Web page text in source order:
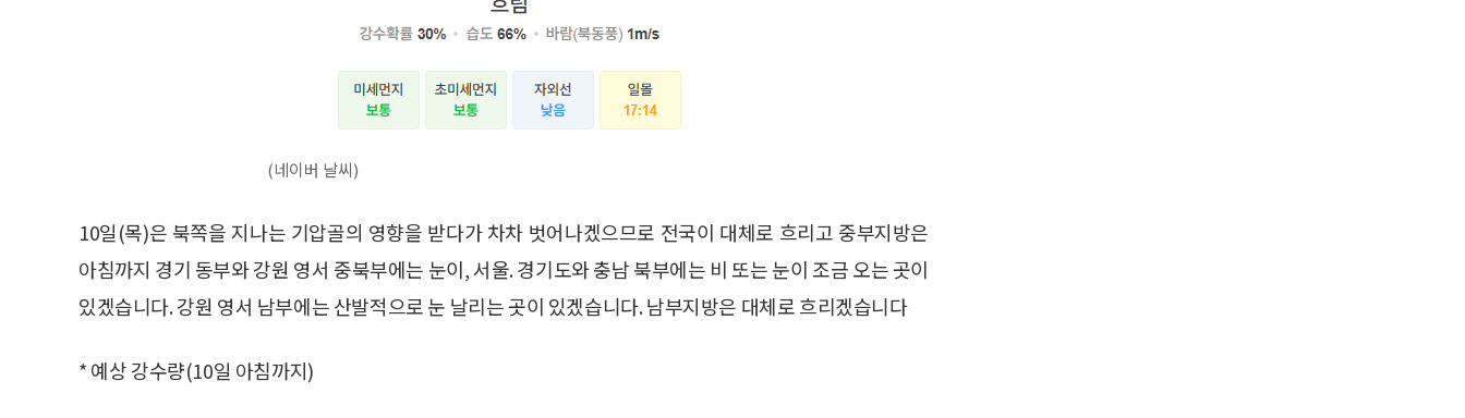
(네이버 날씨)
10일(목)은 북쪽을 지나는 기압골의 영향을 받다가 차차 벗어나겠으므로 전국이 대체로 흐리고 중부지방은
아침까지 경기 동부와 강원 영서 중북부에는 눈이, 서울. 경기도와 충남 북부에는 비 또는 눈이 조금 오는 곳이
있겠습니다. 강원 영서 남부에는 산발적으로 눈 날리는 곳이 있겠습니다. 남부지방은 대체로 흐리겠습니다
* 예상 강수량(10일 아침까지)